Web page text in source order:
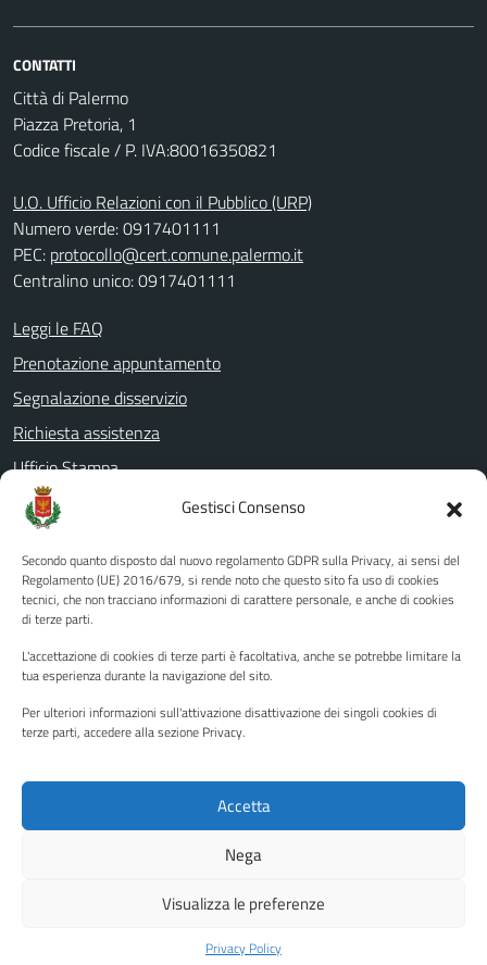
Gestisci Consenso
Secondo quanto disposto dal nuovo regolamento GDPR sulla Privacy, ai sensi del
Regolamento (UE) 2016/679, si rende noto che questo sito fa uso di cookies
tecnici, che non tracciano informazioni di carattere personale, e anche di cookies
di terze parti.
L'accettazione di cookies di terze parti è facoltativa, anche se potrebbe limitare la
tua esperienza durante la navigazione del sito.
Per ulteriori informazioni sull'attivazione disattivazione dei singoli cookies di
terze parti, accedere alla sezione Privacy.
Accetta
Nega
Visualizza le preferenze
Privacy Policy
CONTATTI
Città di Palermo
Piazza Pretoria, 1
Codice fiscale / P. IVA:80016350821
U.O. Ufficio Relazioni con il Pubblico (URP)
Numero verde: 0917401111
PEC: protocollo@cert.comune.palermo.it
Centralino unico: 0917401111
Leggi le FAQ
Prenotazione appuntamento
Segnalazione disservizio
Richiesta assistenza
Ufficio Stampa
Amministrazione Trasparente
Albo pretorio
Informativa privacy
Note legali
Piano di miglioramento del sito
Instagram